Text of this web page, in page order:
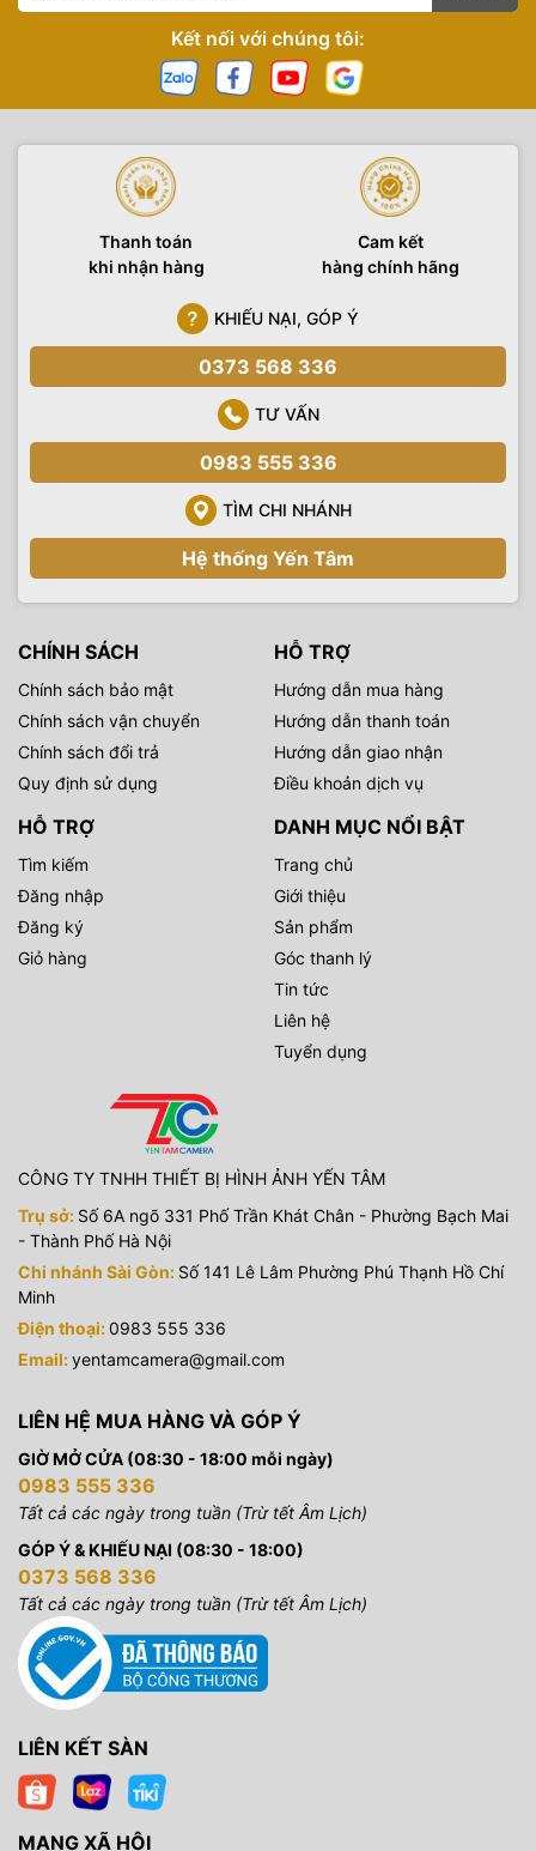
Kết nối với chúng tôi:
Thanh toán
khi nhận hàng
Cam kết
hàng chính hãng
KHIẾU NẠI, GÓP Ý
0373 568 336
TƯ VẤN
0983 555 336
TÌM CHI NHÁNH
Hệ thống Yến Tâm
CHÍNH SÁCH
Chính sách bảo mật
Chính sách vận chuyển
Chính sách đổi trả
Quy định sử dụng
HỖ TRỢ
Hướng dẫn mua hàng
Hướng dẫn thanh toán
Hướng dẫn giao nhận
Điều khoản dịch vụ
HỖ TRỢ
Tìm kiếm
Đăng nhập
Đăng ký
Giỏ hàng
DANH MỤC NỔI BẬT
Trang chủ
Giới thiệu
Sản phẩm
Góc thanh lý
Tin tức
Liên hệ
Tuyển dụng
CÔNG TY TNHH THIẾT BỊ HÌNH ẢNH YẾN TÂM
Trụ sở: Số 6A ngõ 331 Phố Trần Khát Chân - Phường Bạch Mai
- Thành Phố Hà Nội
Chi nhánh Sài Gòn: Số 141 Lê Lâm Phường Phú Thạnh Hồ Chí
Minh
Điện thoại:0983 555 336
Email:yentamcamera@gmail.com
LIÊN HỆ MUA HÀNG VÀ GÓP Ý
GIỜ MỞ CỬA (08:30 - 18:00 mỗi ngày)
0983 555 336
Tất cả các ngày trong tuần (Trừ tết Âm Lịch)
GÓP Ý & KHIẾU NẠI (08:30 - 18:00)
0373 568 336
Tất cả các ngày trong tuần (Trừ tết Âm Lịch)
LIÊN KẾT SÀN
MẠNG XÃ HỘI